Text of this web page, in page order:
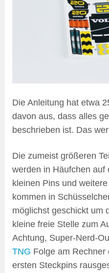
Die Anleitung hat etwa
davon aus, dass alles
beschrieben ist. Das
Die zumeist größeren
werden in Häufchen auf
kleinen Pins und
kommen in
möglichst geschickt um
kleine freie Stelle zum
Achtung, Super-Nerd-
TNG Folge am
ersten Steckpins